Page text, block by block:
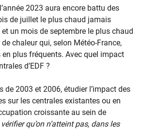
2023 aura encore battu des
de juillet le plus chaud jamais
et un mois de septembre le plus chaud
chaleur qui, selon Météo-France,
plus fréquents. Avec quel impact
d’EDF ?
de 2003 et 2006, étudier l’impact des
sur les centrales existantes ou en
croissante au sein de
qu’on n’atteint pas, dans les